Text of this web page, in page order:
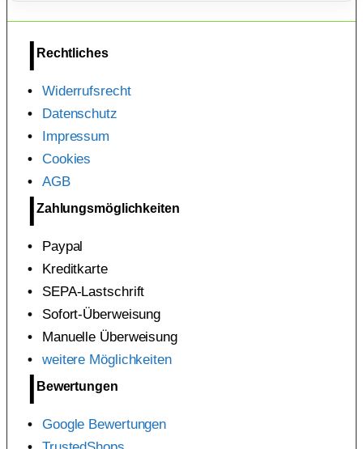
Rechtliches
Widerrufsrecht
Datenschutz
Impressum
Cookies
AGB
Zahlungsmöglichkeiten
Paypal
Kreditkarte
SEPA-Lastschrift
Sofort-Überweisung
Manuelle Überweisung
weitere Möglichkeiten
Bewertungen
Google Bewertungen